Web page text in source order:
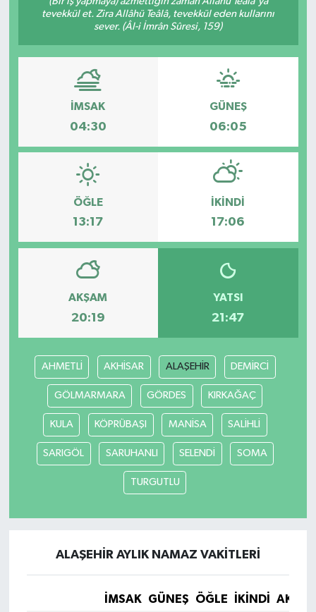
tevekkül et. Zira Allâhü Teâlâ, tevekkül eden kullarını
sever. (Âl-i İmrân Sûresi, 159)
İMSAK
04:30
GÜNEŞ
06:05
ÖĞLE
13:17
İKINDI
17:06
AKŞAM
20:19
YATSI
21:47
AHMETLİ AKHİSAR ALAŞEHİR DEMİRCİ
GÖLMARMARA GÖRDES KIRKAĞAÇ
KULA KÖPRÜBAŞI MANİSA SALİHLİ
SARIGÖL SARUHANLI SELENDİ SOMA
TURGUTLU
ALAŞEHİR AYLIK NAMAZ VAKITLERI
İMSAK GÜNEŞ ÖĞLE İKINDI
KÜLTÜR SANAT
MAGAZİN
SİYASET
TEKNOLOJİ
VİZYONDAKİLER
YAŞAM